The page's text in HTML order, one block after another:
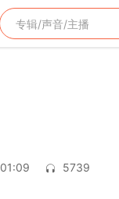
01:09
5739